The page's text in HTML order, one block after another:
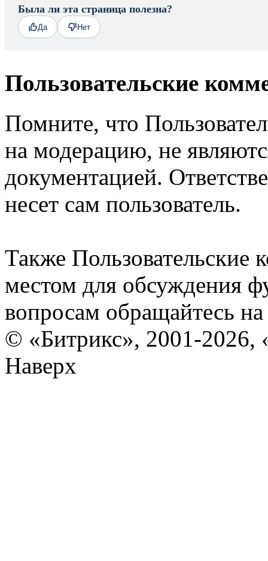
Была ли эта страница полезна?
Да Нет
Пользовательские
Помните, что
на модерацию, не
документацией.
несет сам пользователь.
Также Пользовательские
местом для обсуждения
вопросам обращайтесь
© «Битрикс», 2001-2026,
Наверх